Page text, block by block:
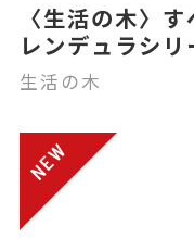
〈生活の木〉
レンデュラシリ
生活の木